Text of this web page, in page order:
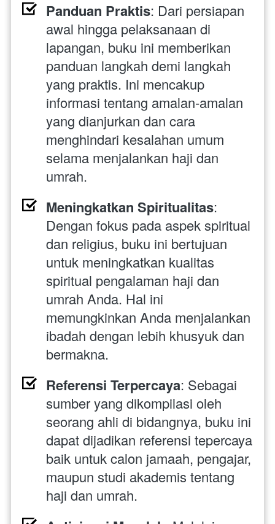
Panduan Praktis: Dari persiapan
awal hingga pelaksanaan di
lapangan, buku ini memberikan
panduan langkah demi langkah
yang praktis. Ini mencakup
informasi tentang amalan-amalan
yang dianjurkan dan cara
menghindari kesalahan umum
selama menjalankan haji dan
umrah.
Meningkatkan Spiritualitas:
Dengan fokus pada aspek spiritual
dan religius, buku ini bertujuan
untuk meningkatkan kualitas
spiritual pengalaman haji dan
umrah Anda. Hal ini
memungkinkan Anda menjalankan
ibadah dengan lebih khusyuk dan
bermakna.
Referensi Terpercaya: Sebagai
sumber yang dikompilasi oleh
seorang ahli di bidangnya, buku ini
dapat dijadikan referensi tepercaya
baik untuk calon jamaah, pengajar,
maupun studi akademis tentang
haji dan umrah.